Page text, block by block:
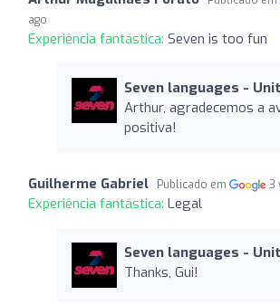
ago
Experiência fantástica: Seven is too fun
Seven languages ​​-
Arthur, agradecemos a
positiva!
Guilherme Gabriel Publicado em 3
Experiência fantástica: Legal
Seven languages ​​-
Thanks, Gui!